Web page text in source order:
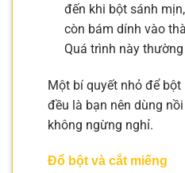
đến khi bột sánh
còn bám dính vào
Quá trình này
Một bí quyết nhỏ để
đều là bạn nên dùng
không ngừng nghỉ.
Đổ bột và cắt miếng